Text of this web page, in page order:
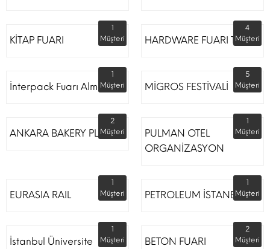
KİTAP FUARI
1
Müşteri
HARDWARE FUARI TÜYAP
4
Müşteri
İnterpack Fuarı Almanya
1
Müşteri
MİGROS FESTİVALİ
5
Müşteri
ANKARA BAKERY PLUS
2
Müşteri
PULMAN OTEL
ORGANİZASYON
1
Müşteri
EURASIA RAIL
1
Müşteri
PETROLEUM İSTANBUL
1
Müşteri
İstanbul Üniversite
1
Müşteri
BETON FUARI
2
Müşteri